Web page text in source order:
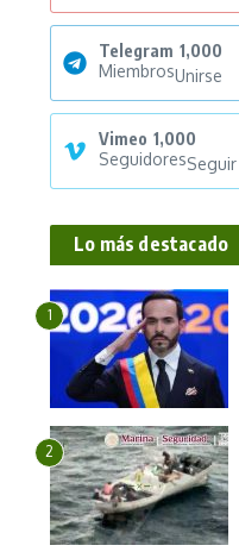
Telegram 1,000
MiembrosUnirse
Vimeo 1,000
SeguidoresSeguir
Lo más destacado
1
2